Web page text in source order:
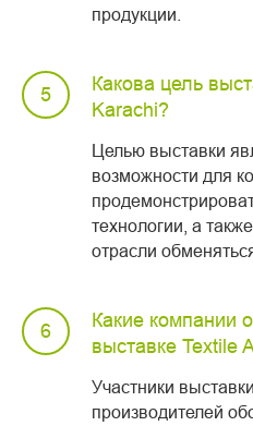
продукции.
Какова цель
Karachi?
Целью выставки
возможности для
технологии, а
отрасли
Какие компании
выставке Textile
Участники
производителей